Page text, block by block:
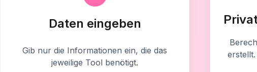
Daten eingeben
Gib nur die Informationen ein, die das
jeweilige Tool benötigt.